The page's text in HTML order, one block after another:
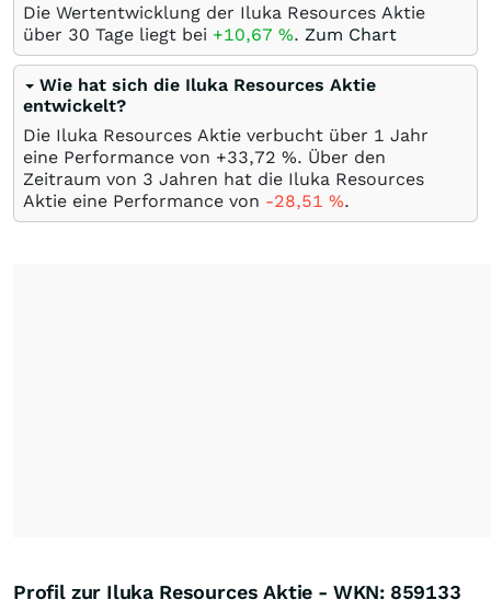
Die Wertentwicklung der Iluka Resources Aktie
über 30 Tage liegt bei +10,67 %. Zum Chart
Wie hat sich die Iluka Resources Aktie
entwickelt?
Die Iluka Resources Aktie verbucht über 1 Jahr
eine Performance von +33,72 %. Über den
Zeitraum von 3 Jahren hat die Iluka Resources
Aktie eine Performance von -28,51 %.
Profil zur Iluka Resources Aktie - WKN: 859133